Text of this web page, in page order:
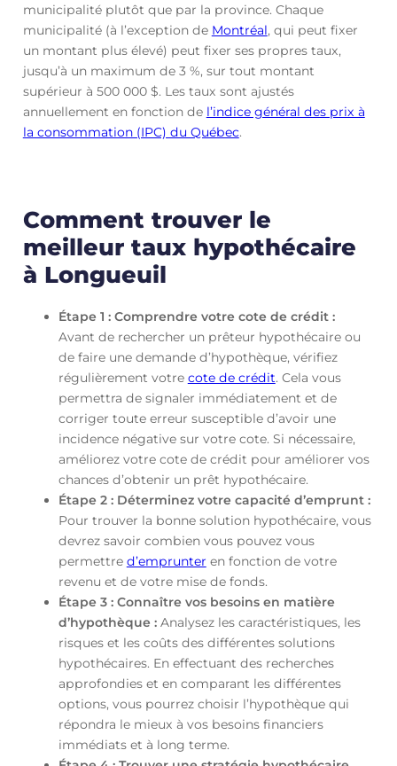
municipalité plutôt que par la province. Chaque
municipalité (à l’exception de Montréal, qui peut fixer
un montant plus élevé) peut fixer ses propres taux,
jusqu’à un maximum de 3 %, sur tout montant
supérieur à 500 000 $. Les taux sont ajustés
annuellement en fonction de l’indice général des prix à
la consommation (IPC) du Québec.
Comment trouver le
meilleur taux hypothécaire
à Longueuil
Étape 1 : Comprendre votre cote de crédit :
Avant de rechercher un prêteur hypothécaire ou
de faire une demande d’hypothèque, vérifiez
régulièrement votre cote de crédit. Cela vous
permettra de signaler immédiatement et de
corriger toute erreur susceptible d’avoir une
incidence négative sur votre cote. Si nécessaire,
améliorez votre cote de crédit pour améliorer vos
chances d’obtenir un prêt hypothécaire.
Étape 2 : Déterminez votre capacité d’emprunt :
Pour trouver la bonne solution hypothécaire, vous
devrez savoir combien vous pouvez vous
permettre d’emprunter en fonction de votre
revenu et de votre mise de fonds.
Étape 3 : Connaître vos besoins en matière
d’hypothèque :Analysez les caractéristiques, les
risques et les coûts des différentes solutions
hypothécaires. En effectuant des recherches
approfondies et en comparant les différentes
options, vous pourrez choisir l’hypothèque qui
répondra le mieux à vos besoins financiers
immédiats et à long terme.